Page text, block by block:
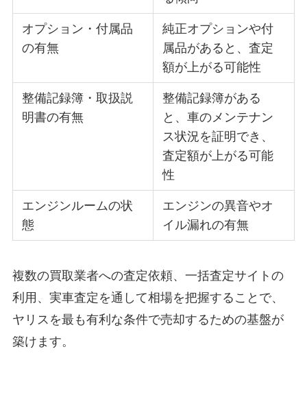
オプション・付属品
の有無
純正オプションや付
属品があると、査定
額が上がる可能性
整備記録簿・取扱説
明書の有無
整備記録簿がある
と、車のメンテナン
ス状況を証明でき、
査定額が上がる可能
性
エンジンルームの状
態
エンジンの異音やオ
イル漏れの有無
複数の買取業者への査定依頼、一括査定サイトの
利用、実車査定を通して相場を把握することで、
ヤリスを最も有利な条件で売却するための基盤が
築けます。